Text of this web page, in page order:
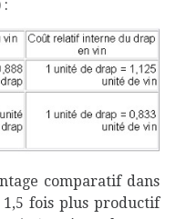
:
comparatif dans
fois plus productif